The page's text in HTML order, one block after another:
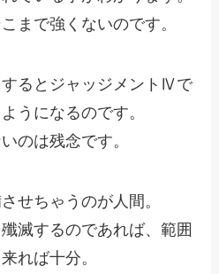
まで強くないのです。
るとジャッジメントⅣで
うになるのです。
のは残念です。
せちゃうのが人間。
滅するのであれば、範囲
れば十分。